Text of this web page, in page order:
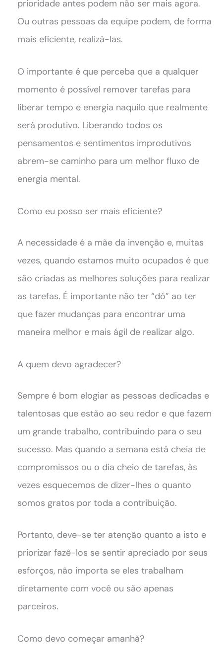
prioridade antes podem não ser mais agora.
Ou outras pessoas da equipe podem, de forma
mais eficiente, realizá-las.
O importante é que perceba que a qualquer
momento é possível remover tarefas para
liberar tempo e energia naquilo que realmente
será produtivo. Liberando todos os
pensamentos e sentimentos improdutivos
abrem-se caminho para um melhor fluxo de
energia mental.
Como eu posso ser mais eficiente?
A necessidade é a mãe da invenção e, muitas
vezes, quando estamos muito ocupados é que
são criadas as melhores soluções para realizar
as tarefas. É importante não ter “dó” ao ter
que fazer mudanças para encontrar uma
maneira melhor e mais ágil de realizar algo.
A quem devo agradecer?
Sempre é bom elogiar as pessoas dedicadas e
talentosas que estão ao seu redor e que fazem
um grande trabalho, contribuindo para o seu
sucesso. Mas quando a semana está cheia de
compromissos ou o dia cheio de tarefas, às
vezes esquecemos de dizer-lhes o quanto
somos gratos por toda a contribuição.
Portanto, deve-se ter atenção quanto a isto e
priorizar fazê-los se sentir apreciado por seus
esforços, não importa se eles trabalham
diretamente com você ou são apenas
parceiros.
Como devo começar amanhã?